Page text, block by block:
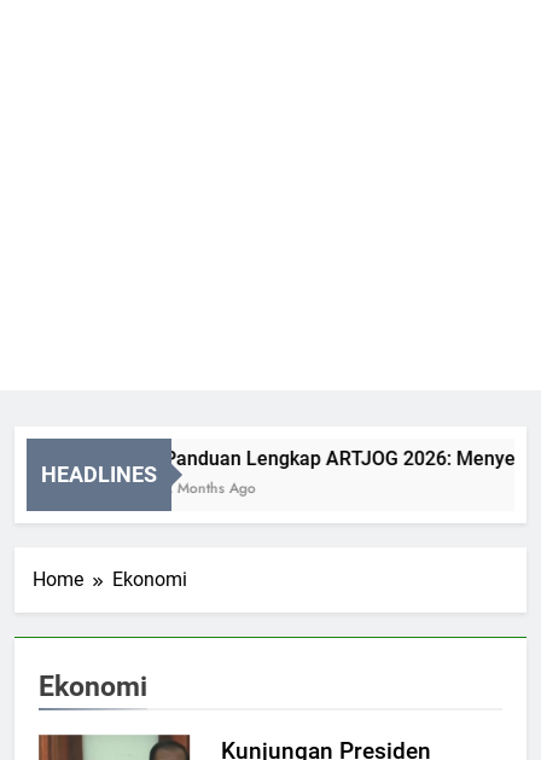
HEADLINES
Panduan Lengkap ARTJOG 2026:
2 Months Ago
Home Ekonomi
Ekonomi
Kunjungan Presiden